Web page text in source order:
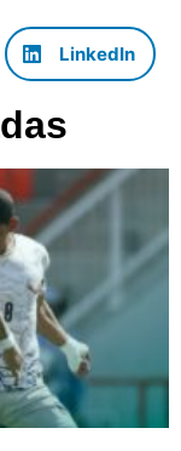
LinkedIn